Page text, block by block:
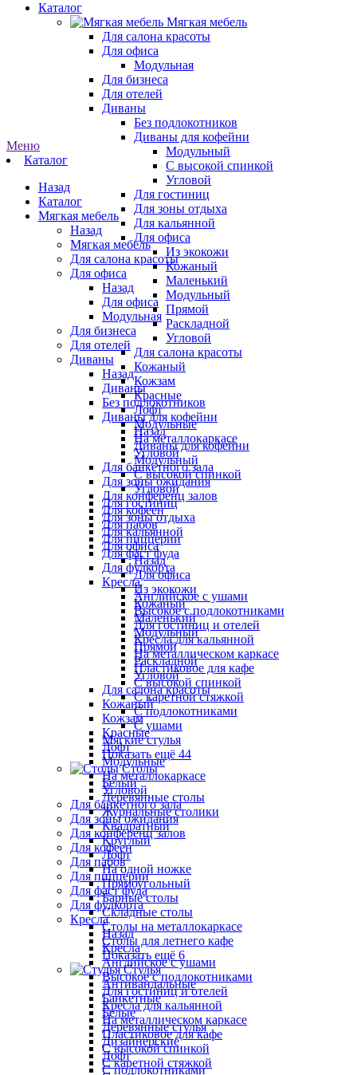
Каталог
Мягкая мебель
Для салона красоты
Для офиса
Модульная
Для бизнеса
Для отелей
Диваны
Без подлокотников
Диваны для кофейни
Модульный
С высокой спинкой
Угловой
Для гостиниц
Для зоны отдыха
Для кальянной
Для офиса
Из экокожи
Кожаный
Маленький
Модульный
Прямой
Раскладной
Угловой
Для салона красоты
Кожаный
Кожзам
Красные
Лофт
Модульные
На металлокаркасе
Угловой
Для банкетного зала
Для зоны ожидания
Для конференц залов
Для кофеен
Для пабов
Для пиццерии
Для фаст фуда
Для фудкорта
Кресла
Английское с ушами
Высокое с подлокотниками
Для гостиниц и отелей
Кресла для кальянной
На металлическом каркасе
Пластиковое для кафе
С высокой спинкой
С каретной стяжкой
С подлокотниками
С ушами
Мягкие стулья
Показать ещё 44
Столы
Белый
Деревянные столы
Журнальные столики
Квадратный
Круглый
Лофт
На одной ножке
Прямоугольный
Барные столы
Складные столы
Столы на металлокаркасе
Столы для летнего кафе
Показать ещё 6
Стулья
Антивандальные
Банкетные
Белые
Деревянные стулья
Дизайнерские
Лофт
С подлокотниками
Меню
Каталог
Назад
Каталог
Мягкая мебель
Назад
Мягкая мебель
Для салона красоты
Для офиса
Назад
Для офиса
Модульная
Для бизнеса
Для отелей
Диваны
Назад
Диваны
Без подлокотников
Диваны для кофейни
Назад
Диваны для кофейни
Модульный
С высокой спинкой
Угловой
Для гостиниц
Для зоны отдыха
Для кальянной
Для офиса
Назад
Для офиса
Из экокожи
Кожаный
Маленький
Модульный
Прямой
Раскладной
Угловой
Для салона красоты
Кожаный
Кожзам
Красные
Лофт
Модульные
На металлокаркасе
Угловой
Для банкетного зала
Для зоны ожидания
Для конференц залов
Для кофеен
Для пабов
Для пиццерии
Для фаст фуда
Для фудкорта
Кресла
Назад
Кресла
Английское с ушами
Высокое с подлокотниками
Для гостиниц и отелей
Кресла для кальянной
На металлическом каркасе
Пластиковое для кафе
С высокой спинкой
С каретной стяжкой